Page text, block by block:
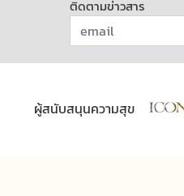
ติดตามข่าวสาร
ผู้สนับสนุนความสุข